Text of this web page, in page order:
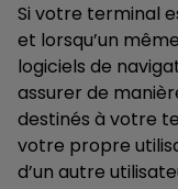
Si votre terminal
et lorsqu’un
logiciels de
assurer de
destinés à votre
votre propre
d’un autre